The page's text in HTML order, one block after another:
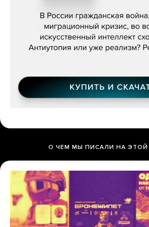
О ЧЕМ МЫ ПИСАЛИ НА ЭТОЙ